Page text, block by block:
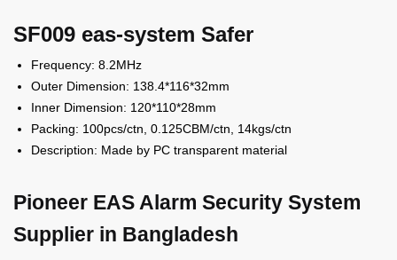
SF009 eas-system Safer
Frequency: 8.2MHz
Outer Dimension: 138.4*116*32mm
Inner Dimension: 120*110*28mm
Packing: 100pcs/ctn, 0.125CBM/ctn, 14kgs/ctn
Description: Made by PC transparent material
Pioneer EAS Alarm Security System
Supplier in Bangladesh